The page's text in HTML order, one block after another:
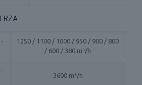
1250 / 1100 / 1000 / 950 / 900 / 800
/ 600 / 380 m³/h
3600 m³/h